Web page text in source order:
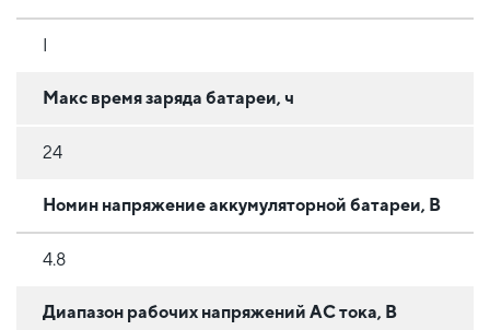
Макс время заряда батареи, ч
24
Номин напряжение аккумуляторной батареи, В
4.8
Диапазон рабочих напряжений AC тока, В